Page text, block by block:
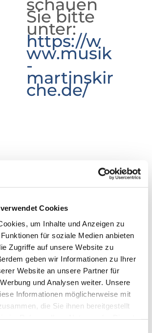
Cookies
um Inhalte und Anzeigen zu
für soziale Medien anbieten
Zugriffe auf unsere Website zu
geben wir Informationen zu Ihrer
Website an unsere Partner für
und Analysen weiter. Unsere
Informationen möglicherweise mit
die Sie ihnen bereitgestellt
schauen
Sie bitte
unter:
https://w
ww.musik
-
martinskir
che.de/
Andacht in der
(Chorkirche)